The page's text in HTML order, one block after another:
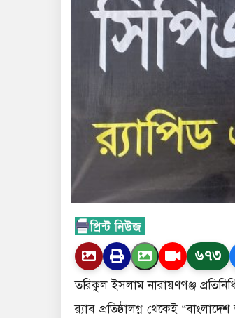
৬৭৩
তরিকুল ইসলাম নারায়ণগঞ্জ
র‍্যাব প্রতিষ্ঠালগ্ন থেকেই